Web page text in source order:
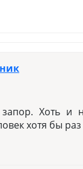
Хоть и
хотя бы раз